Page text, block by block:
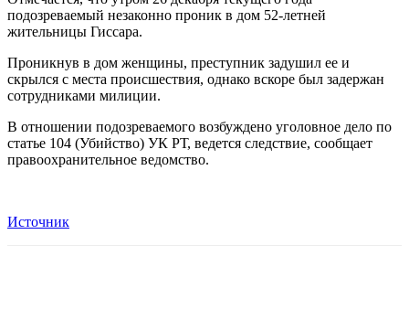
подозреваемый незаконно проник в дом 52-летней
жительницы Гиссара.
Проникнув в дом женщины, преступник задушил ее и
скрылся с места происшествия, однако вскоре был задержан
сотрудниками милиции.
В отношении подозреваемого возбуждено уголовное дело по
статье 104 (Убийство) УК РТ, ведется следствие, сообщает
правоохранительное ведомство.
Источник